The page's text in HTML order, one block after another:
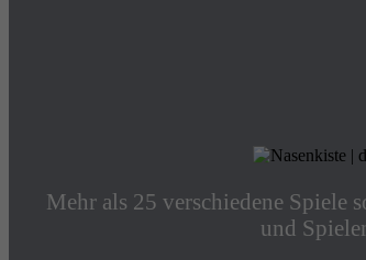
Mehr als 25 verschiedene Spiele
und